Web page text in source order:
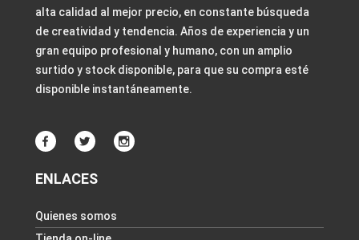
alta calidad al mejor precio, en constante búsqueda
de creatividad y tendencia. Años de experiencia y un
gran equipo profesional y humano, con un amplio
surtido y stock disponible, para que su compra esté
disponible instantáneamente.
ENLACES
Quienes somos